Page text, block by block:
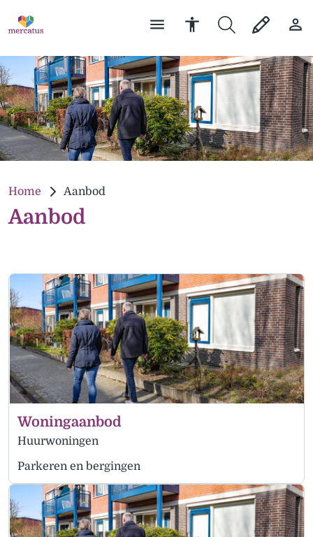
Home Aanbod
Aanbod
Woningaanbod
Huurwoningen
Parkeren en bergingen